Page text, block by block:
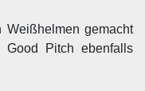
gemacht
Pitch ebenfalls